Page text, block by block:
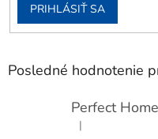
PRIHLÁSIŤ SA
Posledné hodnotenie
Hodnotenie
|